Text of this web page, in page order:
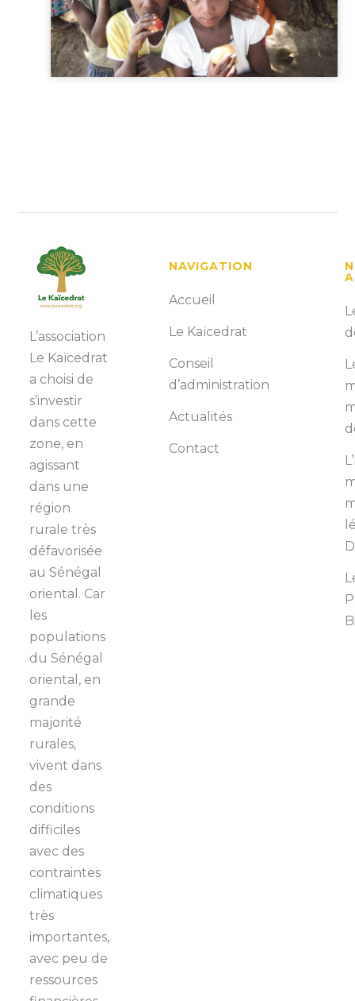
L’association
Le Kaïcedrat
a choisi de
s’investir
dans cette
zone, en
agissant
dans une
région
rurale très
défavorisée
au Sénégal
oriental. Car
les
populations
du Sénégal
oriental, en
grande
majorité
rurales,
vivent dans
des
conditions
difficiles
avec des
contraintes
climatiques
très
importantes,
avec peu de
ressources
NAVIGATION
Accueil
Le Kaïcedrat
Conseil
d’administration
Actualités
Contact